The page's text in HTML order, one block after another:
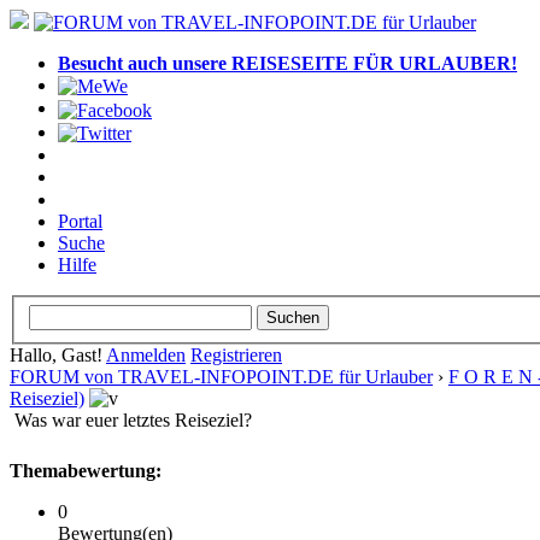
Besucht auch unsere REISESEITE FÜR URLAUBER!
Portal
Suche
Hilfe
Hallo, Gast! Anmelden Registrieren
FORUM von TRAVEL-INFOPOINT.DE für Urlauber› F O R E N
Reiseziel)
Was war euer letztes Reiseziel?
Themabewertung:
0
Bewertung(en)